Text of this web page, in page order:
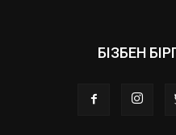
БІЗБЕН